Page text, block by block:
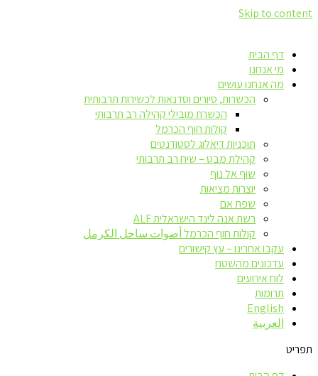
Skip to content
דף הבית
מי אנחנו
מה אנחנו עושים
הכשרות, סיורים וסדנאות לכשירות תרבותית
הכשרת מובילי קהילה רב תרבותי
קולות חוף הכרמל
תוכניות דיאלוג לסטודנטים
קהילת מבט – שיח רב תרבותי
שוף אל נוף
יוצרות מציאות
שפת אם
רשת אנה לינד הישראלית ALF
קולות חוף הכרמל أصوات ساحل الكرمل
עקבו אחרינו – עץ קישורים
עדכונים מהשטח
לוח אירועים
תרומות
English
العربية
תפריט